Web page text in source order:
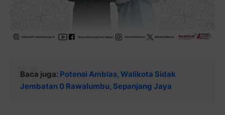
Baca juga: Potensi Amblas, Walikota Sidak
Jembatan 0 Rawalumbu, Sepanjang Jaya